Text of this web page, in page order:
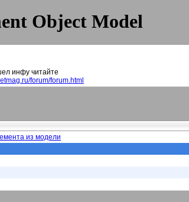
Object Model
инфу читайте
forum/forum.html
из модели